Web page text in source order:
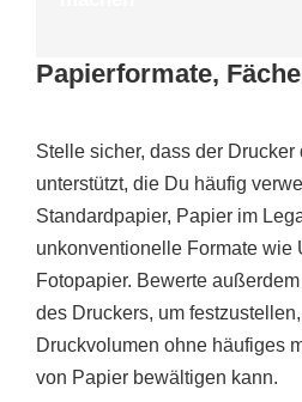
Papierformate,
Stelle sicher, dass der
unterstützt, die Du häufig
Standardpapier, Papier im
unkonventionelle Formate wie
Fotopapier. Bewerte
des Druckers, um
Druckvolumen ohne häufiges
von Papier bewältigen kann.